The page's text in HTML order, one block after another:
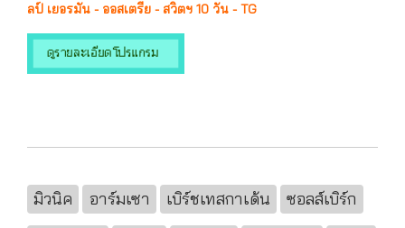
ลป์ เยอรมัน - ออสเตรีย - สวิตฯ 10 วัน - TG
มิวนิค อาร์มเซา เบิร์ชเทสกาเด้น
ซอลส์เบิร์ก